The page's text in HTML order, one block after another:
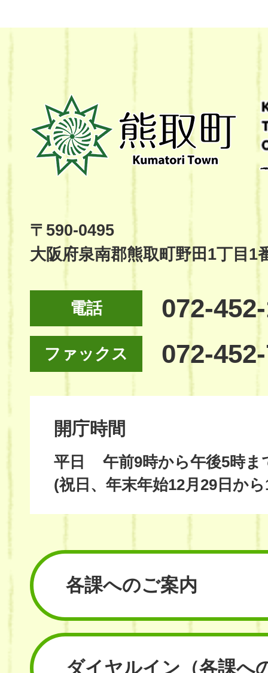
熊
取
町
Kumatori
Site
〒590-0495
大阪府泉南郡熊取町野田1丁目1
電話 072-
ファックス 072-
開庁時間
平日
午前9時から午後5時ま
(祝日、年末年始12月29日か
各課へのご案内
ダイヤルイン （各課へ